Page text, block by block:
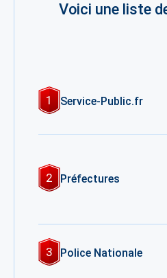
Voici une liste
1 Service-Public.fr
2 Préfectures
3 Police Nationale